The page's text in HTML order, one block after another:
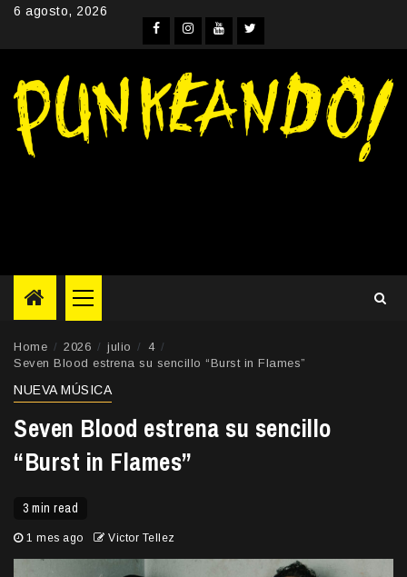
Skip6 agosto, 2026
Facebook
Instagram
YouTube
Twitter
Primary
Menu
Home 2026 julio
4
Seven Blood estrena su sencillo “Burst in Flames”
NUEVA MÚSICA
Seven Blood estrena su sencillo
“Burst in Flames”
3 min read
1 mes ago Victor Tellez